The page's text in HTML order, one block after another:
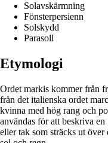
Solavskärmning
Fönsterpersienn
Solskydd
Parasoll
Etymologi
Ordet markis kommer från
från det italienska ordet
kvinna med hög rang och
användas för att beskriva
eller tak som sträcks ut